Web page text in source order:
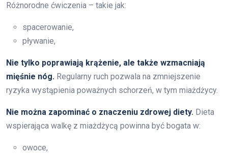
Różnorodne ćwiczenia – takie jak:
spacerowanie,
pływanie,
Nie tylko poprawiają krążenie, ale także wzmacniają
mięśnie nóg. Regularny ruch pozwala na zmniejszenie
ryzyka wystąpienia poważnych schorzeń, w tym miażdżycy.
Nie można zapominać o znaczeniu zdrowej diety. Dieta
wspierająca walkę z miażdżycą powinna być bogata w:
owoce,